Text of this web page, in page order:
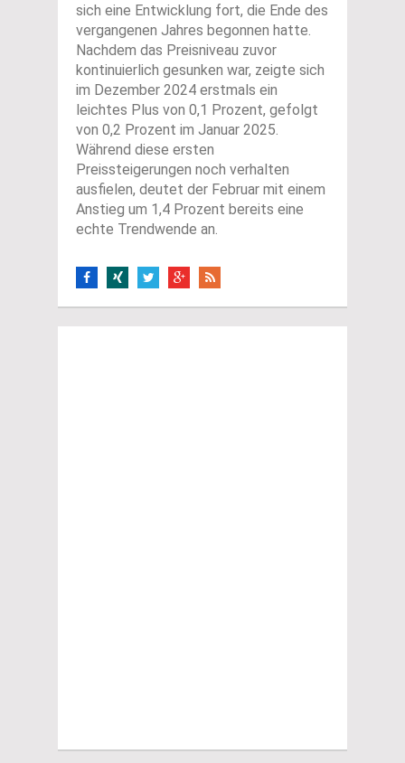
sich eine Entwicklung fort, die Ende des
vergangenen Jahres begonnen hatte.
Nachdem das Preisniveau zuvor
kontinuierlich gesunken war, zeigte sich
im Dezember 2024 erstmals ein
leichtes Plus von 0,1 Prozent, gefolgt
von 0,2 Prozent im Januar 2025.
Während diese ersten
Preissteigerungen noch verhalten
ausfielen, deutet der Februar mit einem
Anstieg um 1,4 Prozent bereits eine
echte Trendwende an.